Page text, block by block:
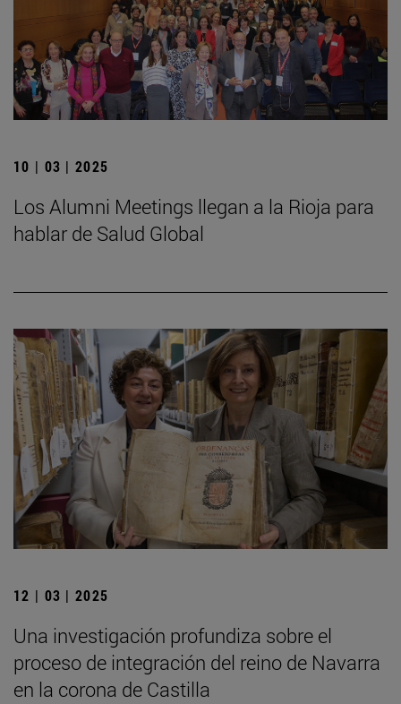
10 | 03 | 2025
Los Alumni Meetings llegan a la Rioja para
hablar de Salud Global
12 | 03 | 2025
Una investigación profundiza sobre el
proceso de integración del reino de Navarra
en la corona de Castilla